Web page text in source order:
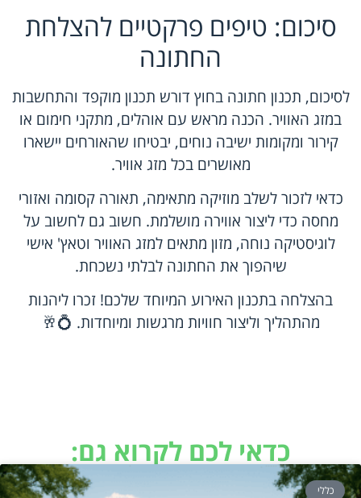
סיכום: טיפים פרקטיים להצלחת
החתונה
לסיכום, תכנון חתונה בחוץ דורש תכנון מוקפד והתחשבות
במזג האוויר. הכנה מראש עם אוהלים, מתקני חימום או
קירור ומקומות ישיבה נוחים, יבטיחו שהאורחים יישארו
מאושרים בכל מזג אוויר.
כדאי לזכור לשלב מוזיקה מתאימה, תאורה קסומה ואזורי
מחסה כדי ליצור אווירה מושלמת. חשוב גם לחשוב על
לוגיסטיקה נוחה, מזון מתאים למזג האוויר וטאץ' אישי
שיהפוך את החתונה לבלתי נשכחת.
בהצלחה בתכנון האירוע המיוחד שלכם! זכרו ליהנות
מהתהליך וליצור חוויות מרגשות ומיוחדות. 💍🥂
כדאי לכם לקרוא גם:
כללי